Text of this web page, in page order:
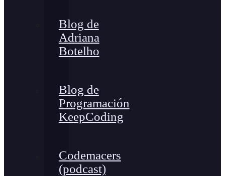
Blog de
Adriana
Botelho
Blog de
Programación
KeepCoding
Codemacers
(podcast)